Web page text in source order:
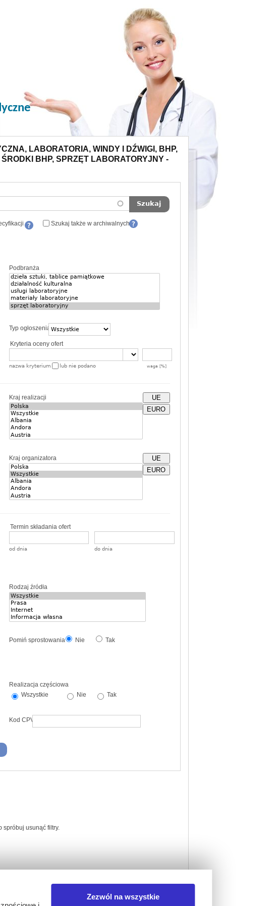
LABORATORIA, WINDY I DŹWIGI, BHP,
BHP, SPRZĘT LABORATORYJNY -
Szukaj także w archiwalnych
Podbranża
Typ ogłoszenia
Kryteria oceny ofert
nazwa kryterium waga [%]
lub nie podano
Kraj realizacji
UE
EURO
Kraj organizatora
UE
EURO
Termin składania ofert
od dnia do dnia
Rodzaj źródła
Pomiń sprostowania Nie Tak
Realizacja częściowa
Wszystkie
Nie Tak
Kod CPV
spróbuj usunąć filtry.
Zezwól na wszystkie